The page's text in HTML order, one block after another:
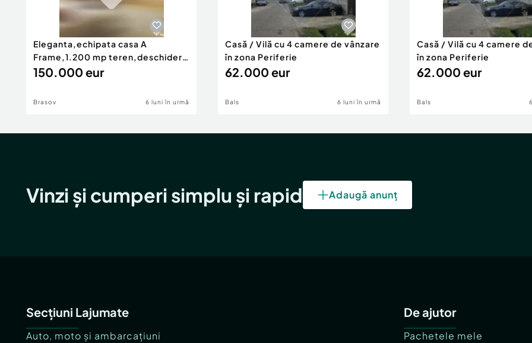
Eleganta,echipata casa A
Frame,1.200 mp teren,deschidere
Pia
150.000 eur
Brasov 6 luni în urmă
Casă / Vilă cu 4 camere de vânzare
în zona Periferie
62.000 eur
Bals 6 luni în urmă
Casă / Vilă cu 4 camere
în zona Periferie
62.000 eur
Bals
Vinzi și cumperi simplu și rapid Adaugă anunț
Secțiuni Lajumate
Auto, moto și ambarcațiuni
De ajutor
Pachetele mele